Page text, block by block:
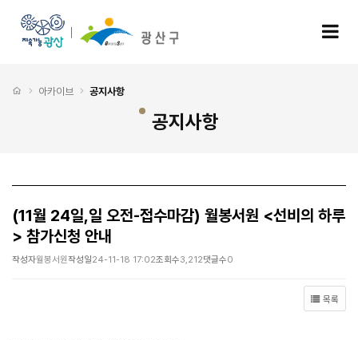
처음으로
아카이브 공지사항
공지사항
(11월 24일,일 오전-접수마감) 월봉서원 <선비의 하루
> 참가신청 안내
작성자월봉서원작성일24-11-18 17:02조회수3,212댓글수0
목록